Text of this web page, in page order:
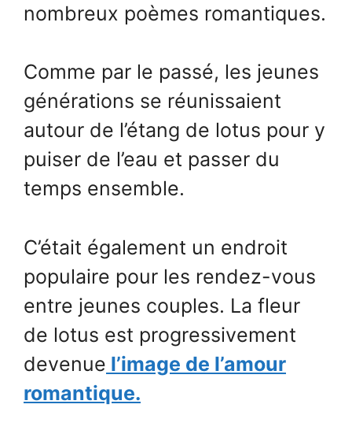
nombreux poèmes romantiques.
Comme par le passé, les jeunes
générations se réunissaient
autour de l’étang de lotus pour y
puiser de l’eau et passer du
temps ensemble.
C’était également un endroit
populaire pour les rendez-vous
entre jeunes couples. La fleur
de lotus est progressivement
devenue l’image de l’amour
romantique.